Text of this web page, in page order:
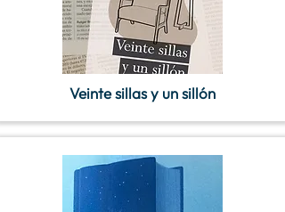
Veinte sillas y un sillón